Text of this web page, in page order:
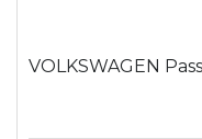
VOLKSWAGEN